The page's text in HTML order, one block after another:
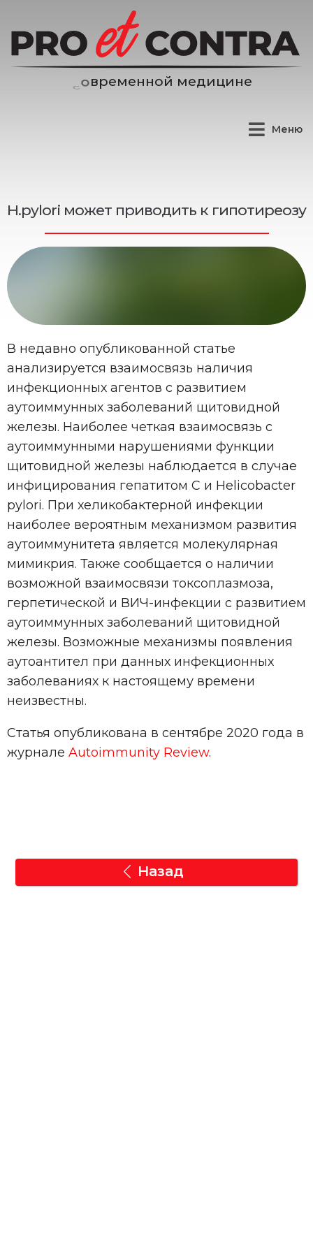
менной медицине
Меню
H.pylori может приводить к гипотиреозу
В недавно опубликованной статье
анализируется взаимосвязь наличия
инфекционных агентов с развитием
аутоиммунных заболеваний щитовидной
железы. Наиболее четкая взаимосвязь с
аутоиммунными нарушениями функции
щитовидной железы наблюдается в случае
инфицирования гепатитом С и Helicobacter
pylori. При хеликобактерной инфекции
наиболее вероятным механизмом развития
аутоиммунитета является молекулярная
мимикрия. Также сообщается о наличии
возможной взаимосвязи токсоплазмоза,
герпетической и ВИЧ-инфекции с развитием
аутоиммунных заболеваний щитовидной
железы. Возможные механизмы появления
аутоантител при данных инфекционных
заболеваниях к настоящему времени
неизвестны.
Статья опубликована в сентябре 2020 года в
журнале Autoimmunity Review.
Назад